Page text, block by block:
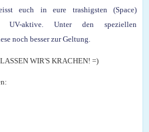
euch in eure trashigsten (Space)
UV-aktive. Unter den speziellen
noch besser zur Geltung.
WIR'S KRACHEN! =)